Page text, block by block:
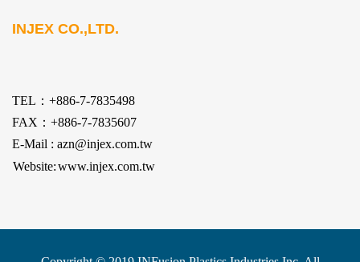
INJEX CO.,LTD.
TEL：+886-7-7835498
FAX：+886-7-7835607
E-Mail : azn@injex.com.tw
Website:www.injex.com.tw